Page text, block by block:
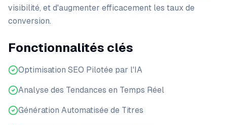
visibilité, et d'augmenter efficacement les taux de
conversion.
Fonctionnalités clés
Optimisation SEO Pilotée par l'IA
Analyse des Tendances en Temps Réel
Génération Automatisée de Titres